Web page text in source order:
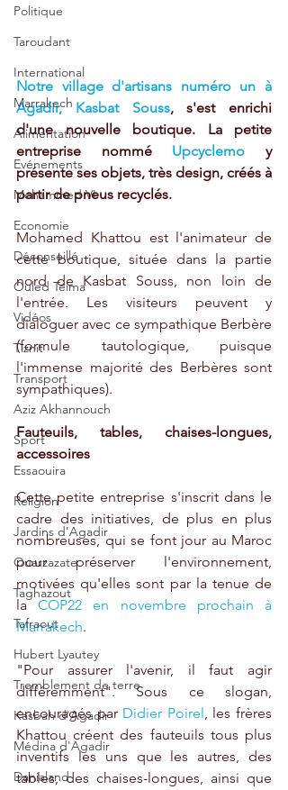
Politique
Taroudant
International
Marrakech
Alimentation
Evénements
Mohammed VI
Economie
Déconseillé
Ouled Teima
Vidéos
Tiznit
Transport
Aziz Akhannouch
Sport
Essaouira
Religion
Jardins d'Agadir
Ouarzazate
Taghazout
Tafraout
Hubert Lyautey
Tremblement de terre
Kasbah d'Agadir
Médina d'Agadir
Danialand
Notre village d'artisans numéro un à
Agadir, Kasbat Souss, s'est enrichi
d'une nouvelle boutique. La petite
entreprise nommé Upcyclemo y
présente ses objets, très design, créés à
partir de pneus recyclés.
Mohamed Khattou est l'animateur de
cette boutique, située dans la partie
nord de Kasbat Souss, non loin de
l'entrée. Les visiteurs peuvent y
dialoguer avec ce sympathique Berbère
(formule tautologique, puisque
l'immense majorité des Berbères sont
sympathiques).
Fauteuils, tables, chaises-longues,
accessoires
Cette petite entreprise s'inscrit dans le
cadre des initiatives, de plus en plus
nombreuses, qui se font jour au Maroc
pour préserver l'environnement,
motivées qu'elles sont par la tenue de
la COP22 en novembre prochain à
Marrakech.
"Pour assurer l'avenir, il faut agir
différemment". Sous ce slogan,
encouragés par Didier Poirel, les frères
Khattou créent des fauteuils tous plus
inventifs les uns que les autres, des
tables, des chaises-longues, ainsi que